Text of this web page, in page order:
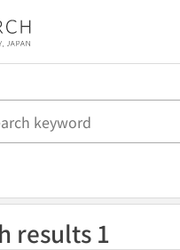
results 1